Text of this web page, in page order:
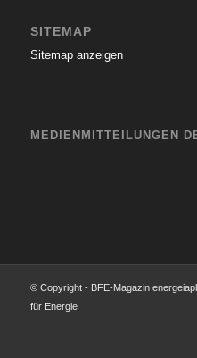
SITEMAP
Sitemap anzeigen
MEDIENMITTEILUNGEN
© Copyright - BFE-Magazin
für Energie